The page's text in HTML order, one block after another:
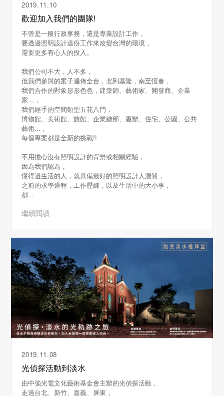
2019.11.10
歡迎加入我們的團隊!
不管是一般行政事務，還是專業設計工作，
要透過照明設計這份工作來改變台灣的環境，
需要更多有心人的投入。
我們公司不大，人不多，
但我們參與的案子遍佈全台，北到基隆，南至恆春，
我們合作的對象形形色色，建築師、藝術家、開發商、企業
家...，
我們經手的空間類型五花八門，
博物館、美術館、旅館、企業總部、廠辦、住宅、公園、公共
藝術...，
每個專案都是全新的挑戰!!
不用擔心沒有照明設計的背景或相關經驗，
因為我們認為，
懂得過生活的人，就具備最好的照明設計人潛質，
之前的求學過程，工作歷練，以及生活中的大小事，
都...
繼續閱讀
2019.11.08
光偵探活動到淡水
由中強光電文化藝術基金會主辦的光偵探活動，
走過台北、新竹、嘉義、屏東，